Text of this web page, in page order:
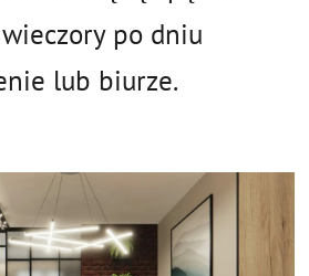
po dniu
lub biurze.